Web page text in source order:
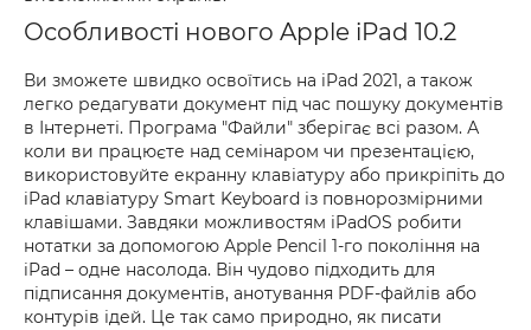
Особливості нового Apple iPad 10.2
Ви зможете швидко освоїтись на iPad 2021, а також
легко редагувати документ під час пошуку документів
в Інтернеті. Програма "Файли" зберігає всі разом. А
коли ви працюєте над семінаром чи презентацією,
використовуйте екранну клавіатуру або прикріпіть до
iPad клавіатуру Smart Keyboard із повнорозмірними
клавішами. Завдяки можливостям iPadOS робити
нотатки за допомогою Apple Pencil 1-го покоління на
iPad – одне насолода. Він чудово підходить для
підписання документів, анотування PDF-файлів або
контурів ідей. Це так само природно, як писати